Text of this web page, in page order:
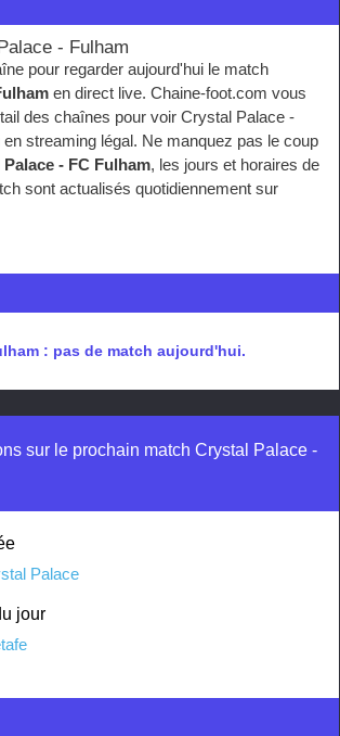
- Fulham
pour regarder aujourd'hui le match
en direct live. Chaine-foot.com vous
des chaînes pour voir Crystal Palace -
streaming légal. Ne manquez pas le coup
- FC Fulham, les jours et horaires de
sont actualisés quotidiennement sur
: pas de match aujourd'hui.
sur le prochain match Crystal Palace -
Palace
jour